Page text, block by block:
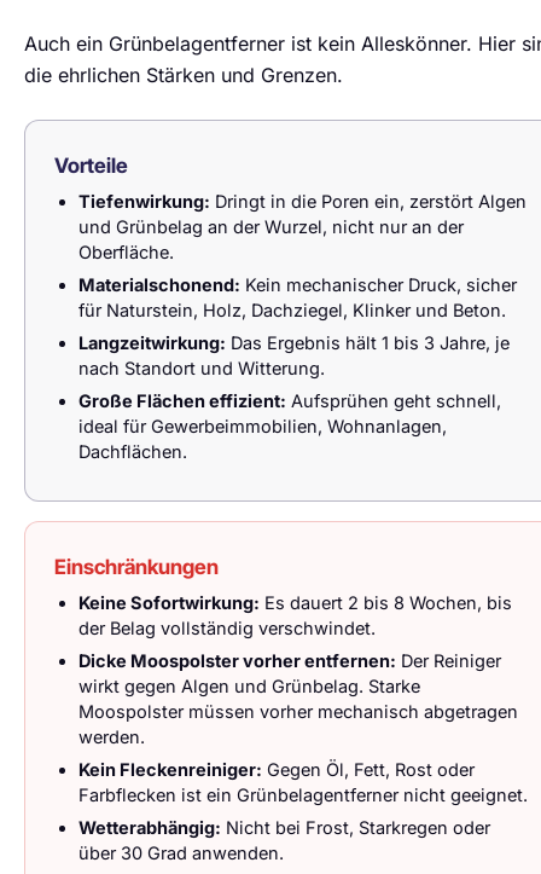
Auch ein Grünbelagentferner ist kein Alleskönner. Hier
die ehrlichen Stärken und Grenzen.
Vorteile
Tiefenwirkung: Dringt in die Poren ein, zerstört Algen
und Grünbelag an der Wurzel, nicht nur an der
Oberfläche.
Materialschonend: Kein mechanischer Druck, sicher
für Naturstein, Holz, Dachziegel, Klinker und Beton.
Langzeitwirkung: Das Ergebnis hält 1 bis 3 Jahre, je
nach Standort und Witterung.
Große Flächen effizient: Aufsprühen geht schnell,
ideal für Gewerbeimmobilien, Wohnanlagen,
Dachflächen.
Einschränkungen
Keine Sofortwirkung: Es dauert 2 bis 8 Wochen, bis
der Belag vollständig verschwindet.
Dicke Moospolster vorher entfernen: Der Reiniger
wirkt gegen Algen und Grünbelag. Starke
Moospolster müssen vorher mechanisch abgetragen
werden.
Kein Fleckenreiniger: Gegen Öl, Fett, Rost oder
Farbflecken ist ein Grünbelagentferner nicht geeignet.
Wetterabhängig: Nicht bei Frost, Starkregen oder
über 30 Grad anwenden.